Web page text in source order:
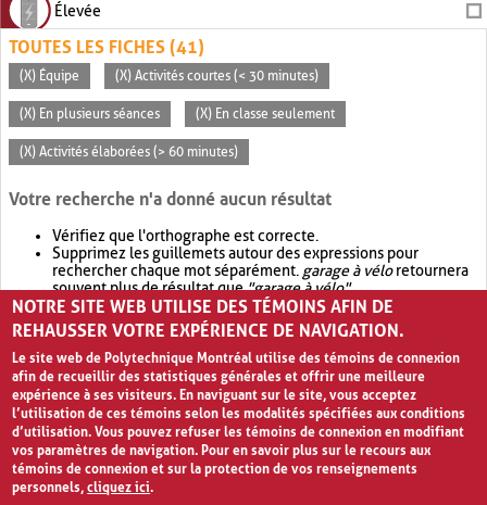
Élevée
TOUTES LES FICHES (41)
(X) Équipe (X) Activités courtes (< 30 minutes)
(X) En plusieurs séances (X) En classe seulement
(X) Activités élaborées (> 60 minutes)
Votre recherche n'a donné aucun résultat
Vérifiez que l'orthographe est correcte.
Supprimez les guillemets autour des expressions pour
rechercher chaque mot séparément. garage à véloretournera
souvent plus de résultat que"garage à vélo".
Envisagez d'élargir votre recherche avec OR.garage OR vélo
retournera souvent plus de résultat quegarage à vélo
NOTRE SITE WEB UTILISE DES TÉMOINS AFIN DE
REHAUSSER VOTRE EXPÉRIENCE DE NAVIGATION.
Le site web de Polytechnique Montréal utilise des témoins de connexion
afin de recueillir des statistiques générales et offrir une meilleure
expérience à ses visiteurs. En naviguant sur le site, vous acceptez
l’utilisation de ces témoins selon les modalités spécifiées aux conditions
d’utilisation. Vous pouvez refuser les témoins de connexion en modifiant
vos paramètres de navigation. Pour en savoir plus sur le recours aux
témoins de connexion et sur la protection de vos renseignements
personnels,cliquez ici.